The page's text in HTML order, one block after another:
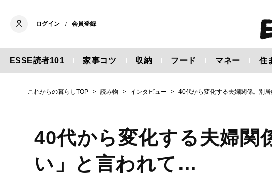
ログイン / 会員登録
ESSE読者101 家事コツ 収納 フード マネー 住
これからの暮らしTOP 読み物 インタビュー 40代から変化する夫婦関係。別
40代から変化する夫婦関
い」と言われて…